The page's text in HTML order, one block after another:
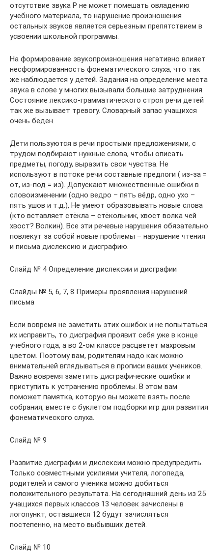
отсутствие звука Р не может помешать овладению
учебного материала, то нарушение произношения
остальных звуков является серьезным препятствием в
усвоении школьной программы.
На формирование звукопроизношения негативно влияет
несформированность фонематического слуха, что так
же наблюдается у детей. Задания на определение места
звука в слове у многих вызывали большие затруднения.
Состояние лексико-грамматического строя речи детей
так же вызывает тревогу. Словарный запас учащихся
очень беден.
Дети пользуются в речи простыми предложениями, с
трудом подбирают нужные слова, чтобы описать
предметы, погоду, выразить свои чувства. Не
используют в потоке речи составные предлоги ( из-за =
от, из-под = из). Допускают множественные ошибки в
словоизменении (одно ведро – пять вёдр, одно ухо –
пять ушов и т.д.), Не умеют образовывать новые слова
(кто вставляет стёкла – стёкольник, хвост волка чей
хвост? Волкин). Все эти речевые нарушения обязательно
повлекут за собой новые проблемы – нарушение чтения
и письма дислексию и дисграфию.
Слайд № 4 Определение дислексии и дисграфии
Слайды № 5, 6, 7, 8 Примеры проявления нарушений
письма
Если вовремя не заметить этих ошибок и не попытаться
их исправить, то дисграфия проявит себя уже в конце
учебного года, а во 2-ом классе расцветет махровым
цветом. Поэтому вам, родителям надо как можно
внимательней вглядываться в прописи ваших учеников.
Важно вовремя заметить дисграфические ошибки и
приступить к устранению проблемы. В этом вам
поможет памятка, которую вы можете взять после
собрания, вместе с буклетом подборки игр для развития
фонематического слуха.
Слайд № 9
Развитие дисграфии и дислексии можно предупредить.
Только совместными усилиями учителя, логопеда,
родителей и самого ученика можно добиться
положительного результата. На сегодняшний день из 25
учащихся первых классов 13 человек зачислены в
логопункт, оставшиеся 12 будут зачисляться
постепенно, на место выбывших детей.
Слайд № 10